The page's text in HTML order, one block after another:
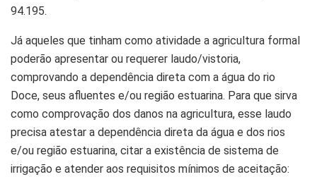
94.195.
Já aqueles que tinham como atividade a agricultura formal
poderão apresentar ou requerer laudo/vistoria,
comprovando a dependência direta com a água do rio
Doce, seus afluentes e/ou região estuarina. Para que sirva
como comprovação dos danos na agricultura, esse laudo
precisa atestar a dependência direta da água e dos rios
e/ou região estuarina, citar a existência de sistema de
irrigação e atender aos requisitos mínimos de aceitação: